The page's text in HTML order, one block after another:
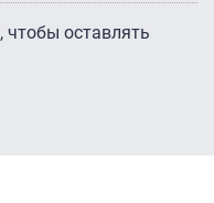
, чтобы оставлять